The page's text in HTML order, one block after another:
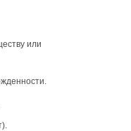
или